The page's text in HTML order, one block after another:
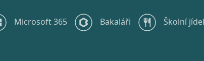
Microsoft 365 Bakaláři Školní